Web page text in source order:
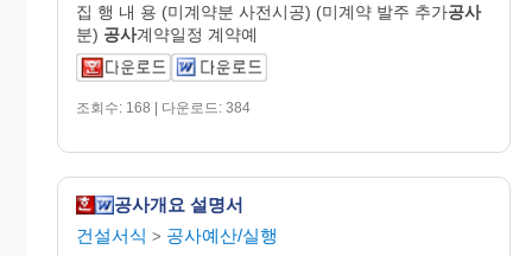
집 행 내 용 (미계약분 사전시공) (미계약 발주 추가공사
분) 공사계약일정 계약예
조회수: 168 | 다운로드: 384
공사개요 설명서
건설서식 > 공사예산/실행